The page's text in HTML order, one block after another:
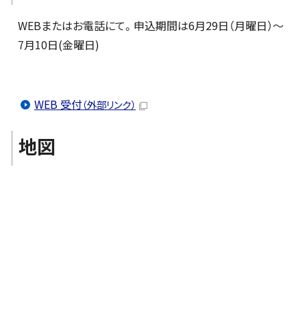
WEBまたはお電話にて。申込期間は6月29日（月曜日）～
7月10日(金曜日)
WEB 受付（外部リンク）
地図